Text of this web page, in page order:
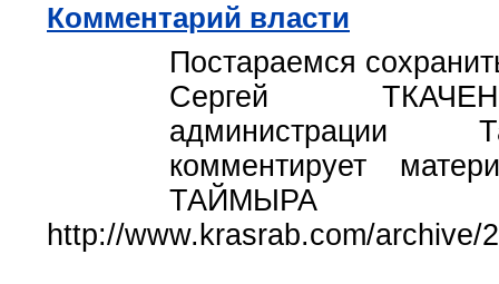
Комментарий власти
Постараемся
Сергей
администрации
комментирует
http://www.krasrab.com/archive/